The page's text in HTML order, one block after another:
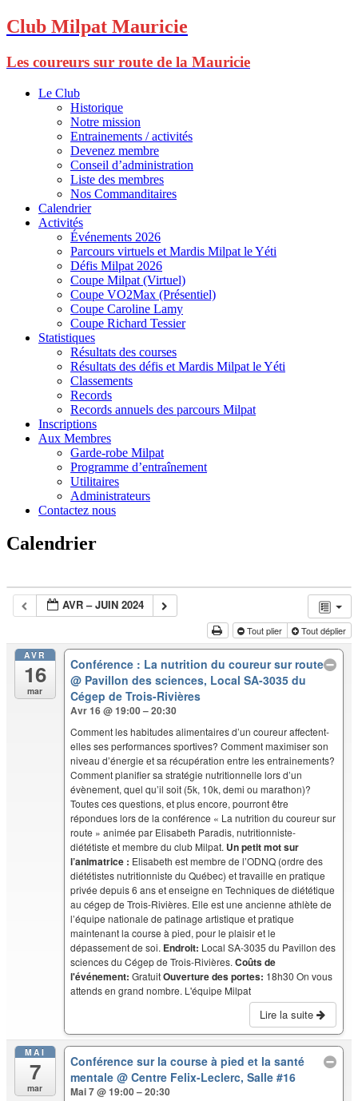
Club Milpat Mauricie
Les coureurs sur route de la Mauricie
Le Club
Historique
Notre mission
Entrainements / activités
Devenez membre
Conseil d’administration
Liste des membres
Nos Commanditaires
Calendrier
Activités
Événements 2026
Parcours virtuels et Mardis Milpat le Yéti
Défis Milpat 2026
Coupe Milpat (Virtuel)
Coupe VO2Max (Présentiel)
Coupe Caroline Lamy
Coupe Richard Tessier
Statistiques
Résultats des courses
Résultats des défis et Mardis Milpat le Yéti
Classements
Records
Records annuels des parcours Milpat
Inscriptions
Aux Membres
Garde-robe Milpat
Programme d’entraînement
Utilitaires
Administrateurs
Contactez nous
Calendrier
AVR – JUIN 2024
Tout plier Tout déplier
AVR
16
mar
Conférence : La nutrition du coureur sur route
@ Pavillon des sciences, Local SA-3035 du
Cégep de Trois-Rivières
Avr 16 @ 19:00 – 20:30
Comment les habitudes alimentaires d’un coureur affectent-
elles ses performances sportives? Comment maximiser son
niveau d’énergie et sa récupération entre les entrainements?
Comment planifier sa stratégie nutritionnelle lors d’un
évènement, quel qu’il soit (5k, 10k, demi ou marathon)?
Toutes ces questions, et plus encore, pourront être
répondues lors de la conférence « La nutrition du coureur sur
route » animée par Elisabeth Paradis, nutritionniste-
diététiste et membre du club Milpat. Un petit mot sur
l’animatrice : Elisabeth est membre de l’ODNQ (ordre des
diététistes nutritionniste du Québec) et travaille en pratique
privée depuis 6 ans et enseigne en Techniques de diététique
au cégep de Trois-Rivières. Elle est une ancienne athlète de
l’équipe nationale de patinage artistique et pratique
maintenant la course à pied, pour le plaisir et le
dépassement de soi. Endroit: Local SA-3035 du Pavillon des
sciences du Cégep de Trois-Rivières.Coûts de
l'événement:GratuitOuverture des portes: 18h30 On vous
attends en grand nombre. L'équipe Milpat
Lire la suite
MAI
7
mar
Conférence sur la course à pied et la santé
mentale@ Centre Felix-Leclerc, Salle #16
Mai 7 @ 19:00 – 20:30